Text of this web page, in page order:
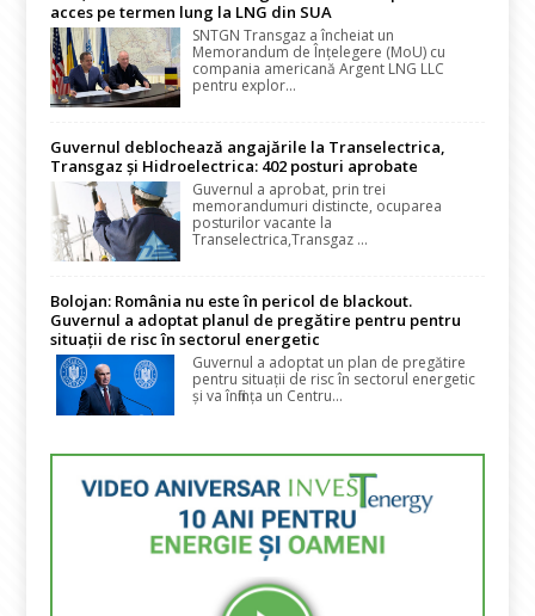
acces pe termen lung la LNG din SUA
SNTGN Transgaz a încheiat un
Memorandum de Înțelegere (MoU) cu
compania americană Argent LNG LLC
pentru explor...
Guvernul deblochează angajările la Transelectrica,
Transgaz și Hidroelectrica: 402 posturi aprobate
Guvernul a aprobat, prin trei
memorandumuri distincte, ocuparea
posturilor vacante la
Transelectrica,Transgaz ...
Bolojan: România nu este în pericol de blackout.
Guvernul a adoptat planul de pregătire pentru pentru
situații de risc în sectorul energetic
Guvernul a adoptat un plan de pregătire
pentru situații de risc în sectorul energetic
și va înființa un Centru...